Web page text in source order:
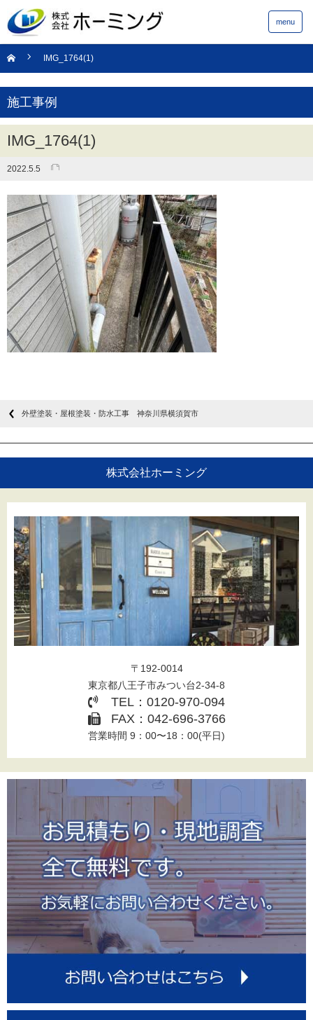
menu
IMG_1764(1)
施工事例
IMG_1764(1)
2022.5.5
外壁塗装・屋根塗装・防水工事 神奈川県横須賀市
株式会社ホーミング
〒192-0014
東京都八王子市みつい台2-34-8
TEL：0120-970-094
FAX：042-696-3766
営業時間 9：00〜18：00(平日)